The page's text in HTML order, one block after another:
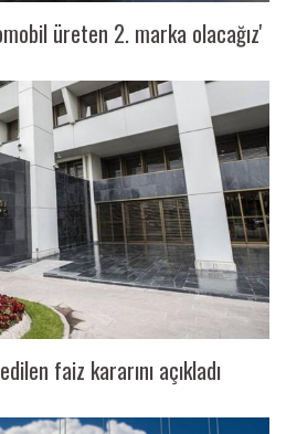
üreten 2. marka olacağız'
faiz kararını açıkladı